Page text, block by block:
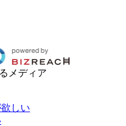
メディア
しい